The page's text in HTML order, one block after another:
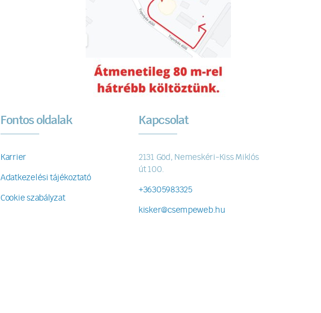
Fontos oldalak
Karrier
Adatkezelési tájékoztató
Cookie szabályzat
Kapcsolat
2131 Göd, Nemeskéri-Kiss Miklós
út 100.
+36305983325
kisker@csempeweb.hu